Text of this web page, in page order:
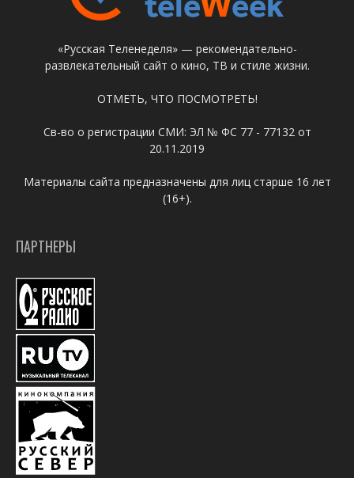
«Русская Теленеделя» — рекомендательно-
развлекательный сайт о кино, ТВ и стиле жизни.
ОТМЕТЬ, ЧТО ПОСМОТРЕТЬ!
Св-во о регистрации СМИ: ЭЛ № ФС 77 - 77132 от
20.11.2019
Материалы сайта предназначены для лиц старше 16 лет
(16+).
ПАРТНЕРЫ